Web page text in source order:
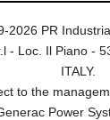
2026 PR
- Loc. Il Piano -
ITALY.
to the
Power